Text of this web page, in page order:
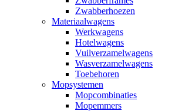
Zwabberhoezen
Materiaalwagens
Werkwagens
Hotelwagens
Vuilverzamelwagens
Wasverzamelwagens
Toebehoren
Mopsystemen
Mopcombinaties
Mopemmers